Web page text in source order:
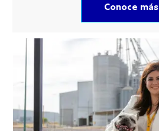
Conoce más